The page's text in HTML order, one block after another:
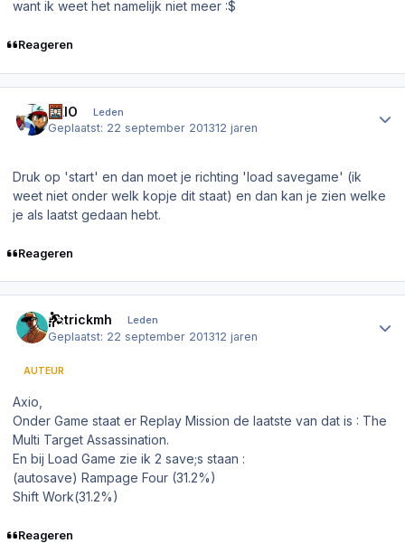
want ik weet het namelijk niet meer :$
Reageren
AXIO Leden
Geplaatst: 22 september 201312 jaren
Druk op 'start' en dan moet je richting 'load savegame' (ik
weet niet onder welk kopje dit staat) en dan kan je zien welke
je als laatst gedaan hebt.
Reageren
patrickmh Leden
Geplaatst: 22 september 201312 jaren
AUTEUR
Axio,
Onder Game staat er Replay Mission de laatste van dat is : The
Multi Target Assassination.
En bij Load Game zie ik 2 save;s staan :
(autosave) Rampage Four (31.2%)
Shift Work(31.2%)
Reageren